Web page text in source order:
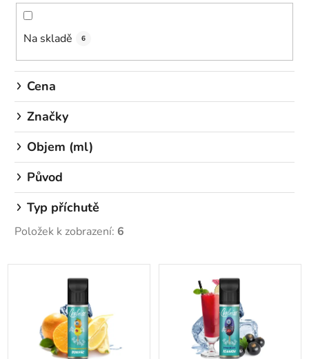
o
d
k
ů
Na skladě 6
Cena
Značky
Objem (ml)
Původ
Typ příchutě
Položek k zobrazení: 6
V